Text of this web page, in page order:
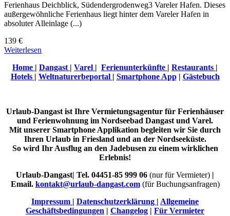
Ferienhaus Deichblick, Südendergrodenweg3 Vareler Hafen. Dieses
außergewöhnliche Ferienhaus liegt hinter dem Vareler Hafen in
absoluter Alleinlage (...)
139 €
Weiterlesen
Home | Dangast | Varel | Ferienunterkünfte | Restaurants |
Hotels | Weltnaturerbeportal | Smartphone App| Gästebuch
Urlaub-Dangast ist Ihre Vermietungsagentur für Ferienhäuser
und Ferienwohnung im Nordseebad Dangast und Varel.
Mit unserer Smartphone Applikation begleiten wir Sie durch
Ihren Urlaub in Friesland und an der Nordseeküste.
So wird Ihr Ausflug an den Jadebusen zu einem wirklichen
Erlebnis!
Urlaub-Dangast| Tel. 04451-85 999 06 (nur für Vermieter) |
Email. kontakt@urlaub-dangast.com (für Buchungsanfragen)
Impressum | Datenschutzerklärung | Allgemeine
Geschäftsbedingungen | Changelog | Für Vermieter